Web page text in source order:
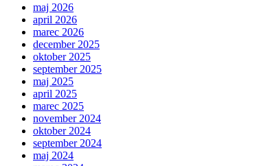
maj 2026
april 2026
marec 2026
december 2025
oktober 2025
september 2025
maj 2025
april 2025
marec 2025
november 2024
oktober 2024
september 2024
maj 2024